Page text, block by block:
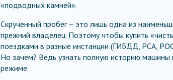
«подводных камней».
Скрученный пробег – это лишь одна из
прежний владелец. Поэтому чтобы купить
поездками в разные инстанции (ГИБДД, РСА,
Но зачем? Ведь узнать полную историю
режиме.